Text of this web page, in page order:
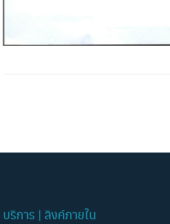
บริการ | ลิงค์ภายใน